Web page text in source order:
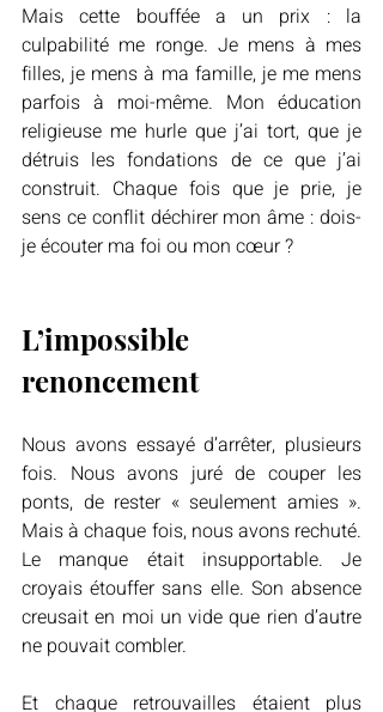
Mais cette bouffée a un prix : la
culpabilité me ronge. Je mens à mes
filles, je mens à ma famille, je me mens
parfois à moi-même. Mon éducation
religieuse me hurle que j’ai tort, que je
détruis les fondations de ce que j’ai
construit. Chaque fois que je prie, je
sens ce conflit déchirer mon âme : dois-
je écouter ma foi ou mon cœur ?
L’impossible
renoncement
Nous avons essayé d’arrêter, plusieurs
fois. Nous avons juré de couper les
ponts, de rester « seulement amies ».
Mais à chaque fois, nous avons rechuté.
Le manque était insupportable. Je
croyais étouffer sans elle. Son absence
creusait en moi un vide que rien d’autre
ne pouvait combler.
Et chaque retrouvailles étaient plus